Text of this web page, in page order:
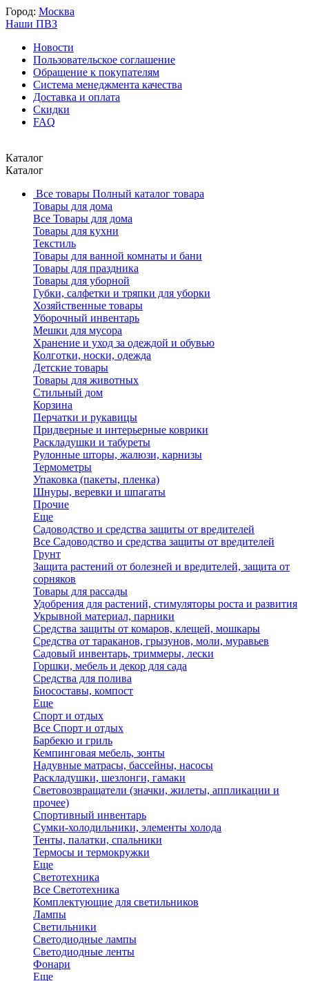
Город: Москва
Наши ПВЗ
Новости
Пользовательское соглашение
Обращение к покупателям
Система менеджмента качества
Доставка и оплата
Скидки
FAQ
Каталог
Каталог
Все товары Полный каталог товара
Товары для дома
Все Товары для дома
Товары для кухни
Текстиль
Товары для ванной комнаты и бани
Товары для праздника
Товары для уборной
Губки, салфетки и тряпки для уборки
Хозяйственные товары
Уборочный инвентарь
Мешки для мусора
Хранение и уход за одеждой и обувью
Колготки, носки, одежда
Детские товары
Товары для животных
Стильный дом
Корзина
Перчатки и рукавицы
Придверные и интерьерные коврики
Раскладушки и табуреты
Рулонные шторы, жалюзи, карнизы
Термометры
Упаковка (пакеты, пленка)
Шнуры, веревки и шпагаты
Прочие
Еще
Садоводство и средства защиты от вредителей
Все Садоводство и средства защиты от вредителей
Грунт
Защита растений от болезней и вредителей, защита от
сорняков
Товары для рассады
Удобрения для растений, стимуляторы роста и развития
Укрывной материал, парники
Средства защиты от комаров, клещей, мошкары
Средства от тараканов, грызунов, моли, муравьев
Садовый инвентарь, триммеры, лески
Горшки, мебель и декор для сада
Средства для полива
Биосоставы, компост
Еще
Спорт и отдых
Все Спорт и отдых
Барбекю и гриль
Кемпинговая мебель, зонты
Надувные матрасы, бассейны, насосы
Раскладушки, шезлонги, гамаки
Световозвращатели (значки, жилеты, аппликации и
прочее)
Спортивный инвентарь
Сумки-холодильники, элементы холода
Тенты, палатки, спальники
Термосы и термокружки
Еще
Светотехника
Все Светотехника
Комплектующие для светильников
Лампы
Светильники
Светодиодные лампы
Светодиодные ленты
Фонари
Еще